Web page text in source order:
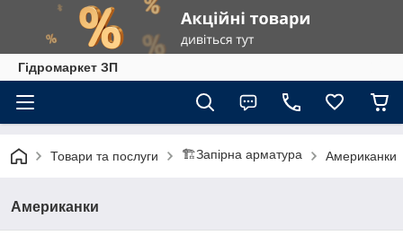
Гiдромаркет ЗП
Товари та послуги 🏗️Запірна арматура Американки
Американки